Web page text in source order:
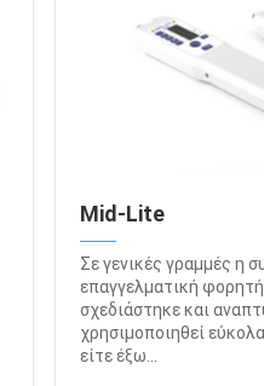
Mid-Lite
Σε γενικές γραμμές η
επαγγελματική
σχεδιάστηκε και
χρησιμοποιηθεί
είτε έξω...